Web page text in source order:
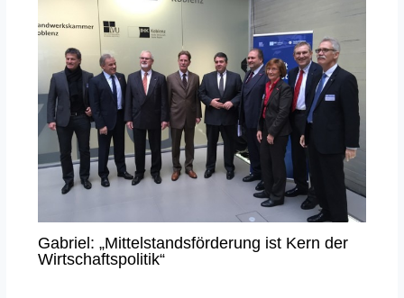
Gabriel: „Mittelstandsförderung ist Kern der
Wirtschaftspolitik“